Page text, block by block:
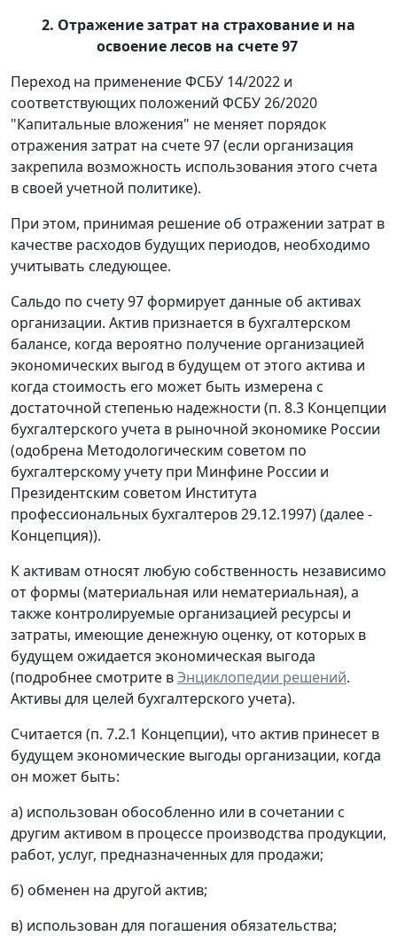
2. Отражение затрат на страхование и на
освоение лесов на счете 97
Переход на применение ФСБУ 14/2022 и
соответствующих положений ФСБУ 26/2020
"Капитальные вложения" не меняет порядок
отражения затрат на счете 97 (если организация
закрепила возможность использования этого счета
в своей учетной политике).
При этом, принимая решение об отражении затрат в
качестве расходов будущих периодов, необходимо
учитывать следующее.
Сальдо по счету 97 формирует данные об активах
организации. Актив признается в бухгалтерском
балансе, когда вероятно получение организацией
экономических выгод в будущем от этого актива и
когда стоимость его может быть измерена с
достаточной степенью надежности (п. 8.3 Концепции
бухгалтерского учета в рыночной экономике России
(одобрена Методологическим советом по
бухгалтерскому учету при Минфине России и
Президентским советом Института
профессиональных бухгалтеров 29.12.1997) (далее -
Концепция)).
К активам относят любую собственность независимо
от формы (материальная или нематериальная), а
также контролируемые организацией ресурсы и
затраты, имеющие денежную оценку, от которых в
будущем ожидается экономическая выгода
(подробнее смотрите вЭнциклопедии решений.
Активы для целей бухгалтерского учета).
Считается (п. 7.2.1 Концепции), что актив принесет в
будущем экономические выгоды организации, когда
он может быть:
а) использован обособленно или в сочетании с
другим активом в процессе производства продукции,
работ, услуг, предназначенных для продажи;
б) обменен на другой актив;
в) использован для погашения обязательства;